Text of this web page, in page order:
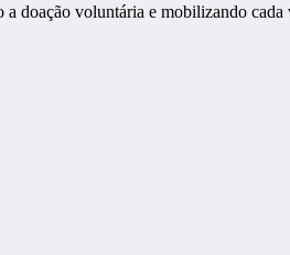
doação voluntária e mobilizando cada